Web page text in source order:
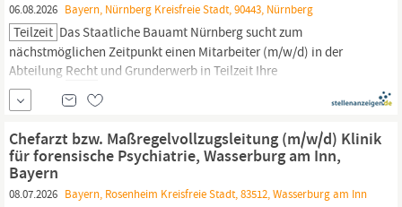
06.08.2026 Bayern, Nürnberg Kreisfreie Stadt, 90443, Nürnberg
Teilzeit Das Staatliche Bauamt Nürnberg sucht zum
nächstmöglichen Zeitpunkt einen Mitarbeiter (m/w/d) in der
Abteilung Recht und Grunderwerb in Teilzeit Ihre
Aufgabenschwerpunkte: Bearbeitung der Grunderwerbsverträge
(Erfassung, Registratur, Zahlungsvorgänge) und
Grundsteuerbescheide (Erfassung und Auszahlung) Allgemeine
Büro- und Registraturarbeiten Vertretung im
Chefarzt bzw. Maßregelvollzugsleitung (m/w/d) Klinik
für forensische Psychiatrie, Wasserburg am Inn,
Bayern
08.07.2026 Bayern, Rosenheim Kreisfreie Stadt, 83512, Wasserburg am Inn